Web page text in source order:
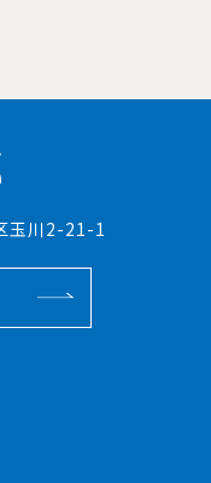
玉川2-21-1